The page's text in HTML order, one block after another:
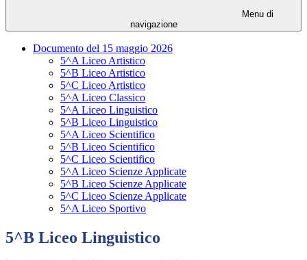
Menu di
navigazione
Documento del 15 maggio 2026
5^A Liceo Artistico
5^B Liceo Artistico
5^C Liceo Artistico
5^A Liceo Classico
5^A Liceo Linguistico
5^B Liceo Linguistico
5^A Liceo Scientifico
5^B Liceo Scientifico
5^C Liceo Scientifico
5^A Liceo Scienze Applicate
5^B Liceo Scienze Applicate
5^C Liceo Scienze Applicate
5^A Liceo Sportivo
5^B Liceo Linguistico